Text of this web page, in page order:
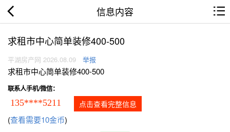
信息内容
求租市中心简单装修400-500
平湖房产网 2026.08.09 举报
求租市中心简单装修400-500
联系人手机/微信：
135****5211 点击查看完整信息
(查看需要10金币)